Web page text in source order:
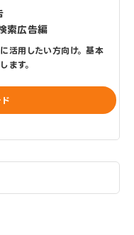
索広告編
活用したい方向け。基本
ます。